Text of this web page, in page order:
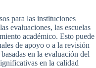
para las instituciones
evaluaciones, las escuelas
académico. Esto puede
de apoyo o a la revisión
en la evaluación del
en la calidad